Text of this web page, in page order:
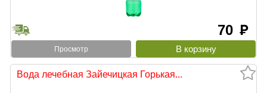
70 руб
Просмотр
Вода лечебная Зайечицкая Горькая...